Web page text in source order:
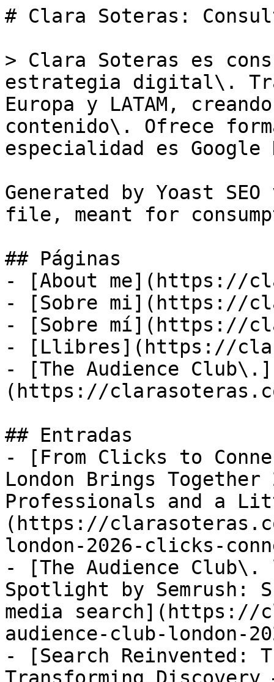
# Clara Soteras:
> Clara Soteras es
estrategia digital\.
Europa y LATAM,
contenido\. Ofrece
especialidad es
Generated by Yoast
file, meant for
## Páginas
- [About me](https://
- [Sobre mi](https://
- [Sobre mí](https://
- [Llibres](https://
- [The Audience Club\.]
(https://
## Entradas
- [From Clicks to
London Brings
Professionals and a
(https://
london-2026-clicks-
- [The Audience Club\.
Spotlight by Semrush:
media search](https://
audience-club-london-
- [Search Reinvented: